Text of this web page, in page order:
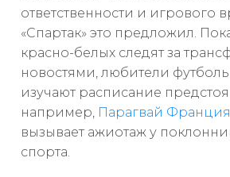
ответственности и игрового
«Спартак» это предложил.
красно-белых следят за
новостями, любители
изучают расписание
например, Парагвай
вызывает ажиотаж у
спорта.